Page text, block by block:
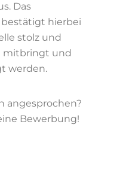
Das
hierbei
stolz und
mitbringt und
werden.
angesprochen?
Bewerbung!